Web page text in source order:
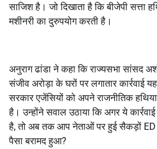
साजिश है। जो दिखाता है कि बीजेपी सत्ता
मशीनरी का दुरुपयोग करती है।
अनुराग ढांडा ने कहा कि राज्यसभा सांसद
संजीव अरोड़ा के घरों पर लगातार कार्रवाई
सरकार एजेंसियों को अपने राजनीतिक
है। उन्होंने सवाल उठाया कि अगर ये
है,तो अब तक आप नेताओं पर हुई सैकड़ों ED
पैसा बरामद हुआ?